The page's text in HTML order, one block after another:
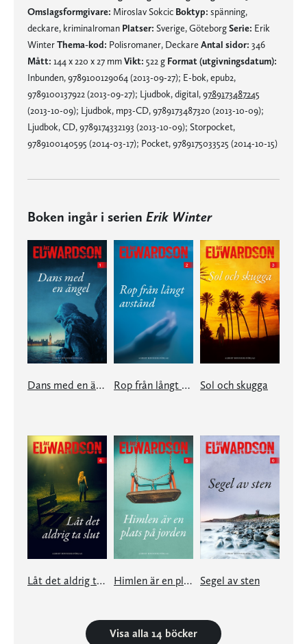
Omslagsformgivare: Miroslav Sokcic Boktyp: spänning,
deckare, kriminalroman Platser: Sverige, GöteborgSerie: Erik
WinterThema-kod: Polisromaner, Deckare Antal sidor: 346
Mått: 144 x 220 x 27 mmVikt: 522 g Format (utgivningsdatum):
Inbunden, 9789100129064 (2013-09-27); E-bok, epub2,
9789100137922 (2013-09-27); Ljudbok, digital,9789173487245
(2013-10-09); Ljudbok, mp3-CD, 9789173487320 (2013-10-09);
Ljudbok, CD, 9789174332193 (2013-10-09); Storpocket,
9789100140595 (2014-03-17); Pocket, 9789175033525 (2014-10-15)
Boken ingår i serien Erik Winter
Dans med en ängel Rop från långt avstånd Sol och skugga
Låt det aldrig ta slut Himlen är en plats på jorden Segel av sten
Visa alla 14 böcker